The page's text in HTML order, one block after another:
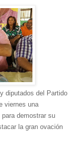
diputados del Partido
viernes una
demostrar su
la gran ovación